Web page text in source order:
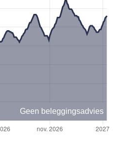
Geen beleggingsadvies